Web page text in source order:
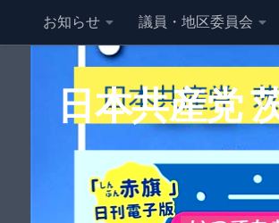
コンテンツへスキップ
お知らせ 議員・地区委員会
日本共産党